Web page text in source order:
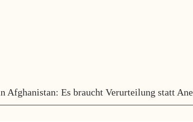
Afghanistan: Es braucht Verurteilung statt